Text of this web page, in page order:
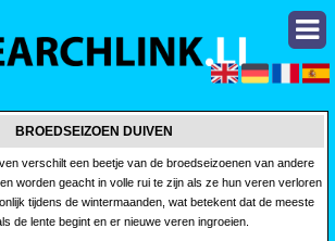
BROEDSEIZOEN DUIVEN
verschilt een beetje van de broedseizoenen van andere
worden geacht in volle rui te zijn als ze hun veren verloren
tijdens de wintermaanden, wat betekent dat de meeste
de lente begint en er nieuwe veren ingroeien.